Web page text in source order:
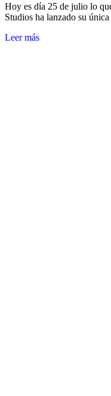
Hoy es día 25 de julio lo
Studios ha lanzado su
Leer más